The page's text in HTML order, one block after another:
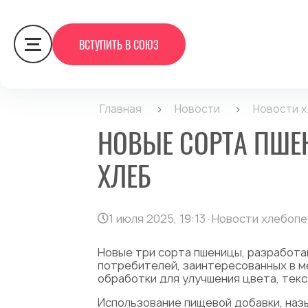
ВСТУПИТЬ В СОЮЗ
Главная > Новости > Новости
НОВЫЕ СОРТА
ХЛЕБ
1 июля 2025, 19:13 ·Новости
Новые три сорта пшеницы,
потребителей, заинтересованных в
обработки для улучшения цвета,
Использование пищевой добавки,